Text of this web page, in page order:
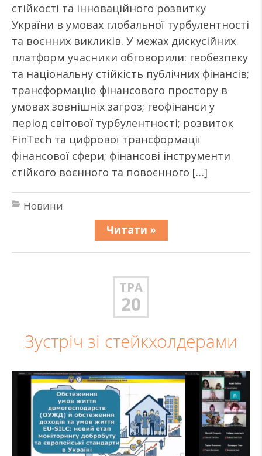
стійкості та інноваційного розвитку
України в умовах глобальної турбулентності
та воєнних викликів. У межах дискусійних
платформ учасники обговорили: геобезпеку
та національну стійкість публічних фінансів;
трансформацію фінансового простору в
умовах зовнішніх загроз; геофінанси у
період світової турбулентності; розвиток
FinTech та цифрової трансформації
фінансової сфери; фінансові інструменти
стійкого воєнного та повоєнного […]
Новини
Читати »
ТРА
20
Зустріч зі стейкхолдерами